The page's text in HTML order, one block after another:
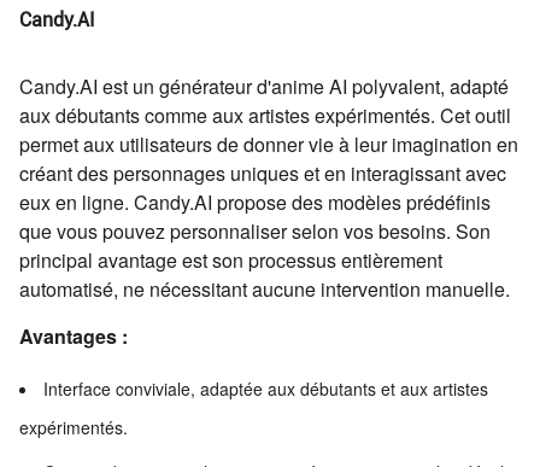
Candy.AI
Candy.AI est un générateur d'anime AI polyvalent, adapté
aux débutants comme aux artistes expérimentés. Cet outil
permet aux utilisateurs de donner vie à leur imagination en
créant des personnages uniques et en interagissant avec
eux en ligne. Candy.AI propose des modèles prédéfinis
que vous pouvez personnaliser selon vos besoins. Son
principal avantage est son processus entièrement
automatisé, ne nécessitant aucune intervention manuelle.
Avantages :
Interface conviviale, adaptée aux débutants et aux artistes
expérimentés.